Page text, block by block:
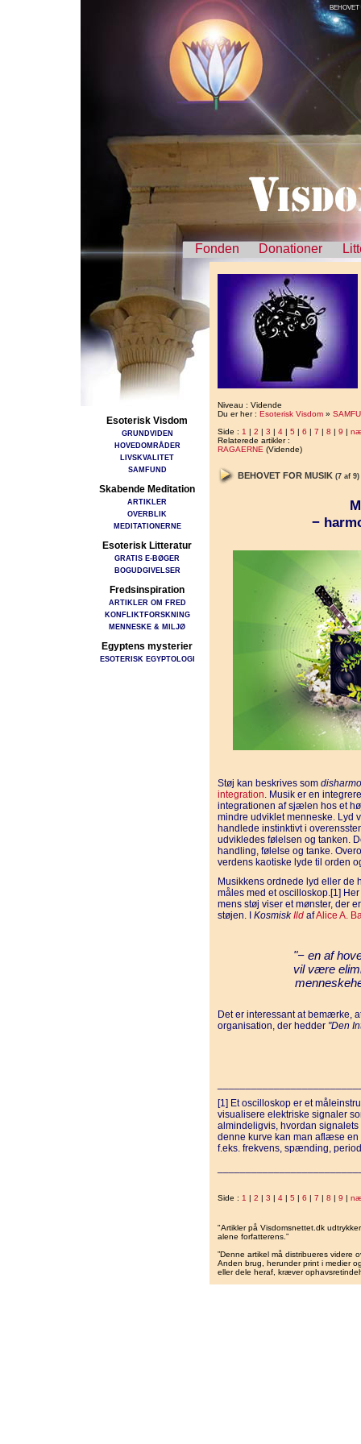
Fonden Donationer
Esoterisk Visdom
GRUNDVIDEN
HOVEDOMRÅDER
LIVSKVALITET
SAMFUND
Skabende Meditation
ARTIKLER
OVERBLIK
MEDITATIONERNE
Esoterisk Litteratur
GRATIS E-BØGER
BOGUDGIVELSER
Fredsinspiration
ARTIKLER OM FRED
KONFLIKTFORSKNING
MENNESKE & MILJØ
Egyptens mysterier
ESOTERISK EGYPTOLOGI
Niveau : Vidende
Du er her : Esoterisk Visdom »
Side : 1 | 2 | 3 | 4 | 5 | 6 | 7 | 8 | 9 |
Relaterede artikler :
RAGAERNE (Vidende)
BEHOVET FOR MUSIK (7 af 9)
−
Støj kan beskrives som
integration. Musik er en
integrationen af sjælen hos et
mindre udviklet menneske. Lyd
handlede instinktivt i
udvikledes følelsen og tanken.
handling, følelse og tanke.
verdens kaotiske lyde til orden
Musikkens ordnede lyd eller de
måles med et oscilloskop.[1]
mens støj viser et mønster, der
støjen. I KosmiskIld afAlice A.
"− en af
vil være
Det er interessant at bemærke,
organisation, der hedder "Den
[1] Et oscilloskop er et
visualisere elektriske signaler
almindeligvis, hvordan
denne kurve kan man aflæse
f.eks. frekvens, spænding,
Side : 1 | 2 | 3 | 4 | 5 | 6 | 7 | 8 | 9 |
"Artikler på Visdomsnettet.dk
alene forfatterens.”
”Denne artikel må distribueres videre
Anden brug, herunder print i medier
eller dele heraf, kræver